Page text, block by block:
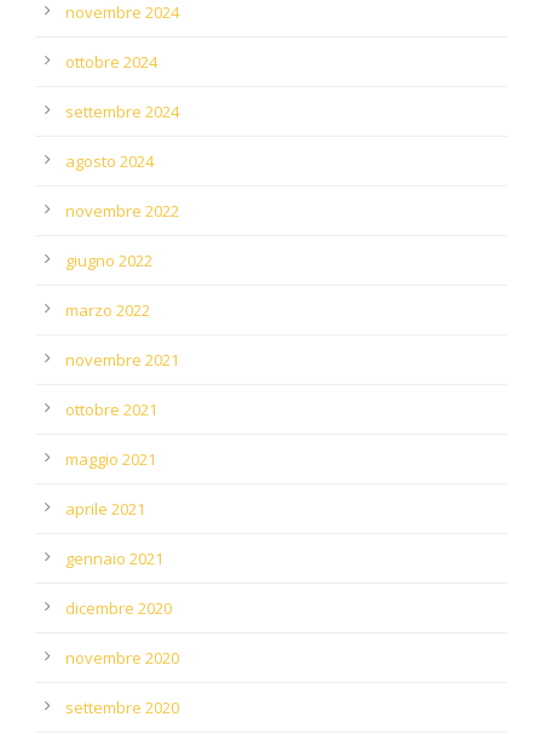
novembre 2024
ottobre 2024
settembre 2024
agosto 2024
novembre 2022
giugno 2022
marzo 2022
novembre 2021
ottobre 2021
maggio 2021
aprile 2021
gennaio 2021
dicembre 2020
novembre 2020
settembre 2020